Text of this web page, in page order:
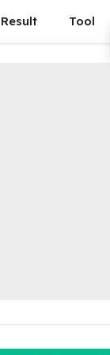
Result Tool